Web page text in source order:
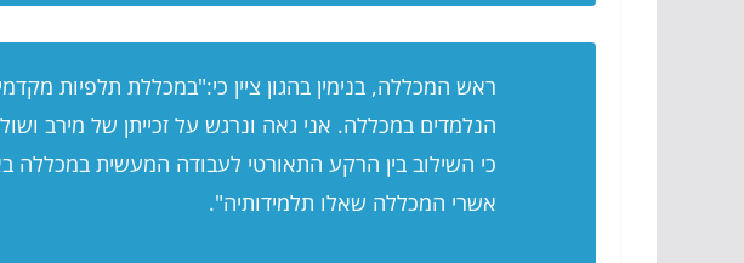
ראש המכללה, בנימין בהגון ציין כי:"במכללת תלפיות
הנלמדים במכללה. אני גאה ונרגש על זכייתן של מירב
כי השילוב בין הרקע התאורטי לעבודה המעשית במכללה
אשרי המכללה שאלו תלמידותיה".